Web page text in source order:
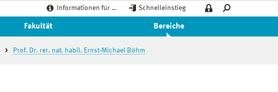
Informationen für … Schnelleinstieg
Fakultät Bereiche
Prof. Dr. rer. nat. habil. Ernst-Michael Böhm